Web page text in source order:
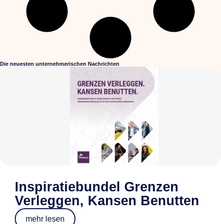
Die neuesten unternehmerischen Nachrichten
Inspiratiebundel Grenzen
Verleggen, Kansen Benutten
mehr lesen